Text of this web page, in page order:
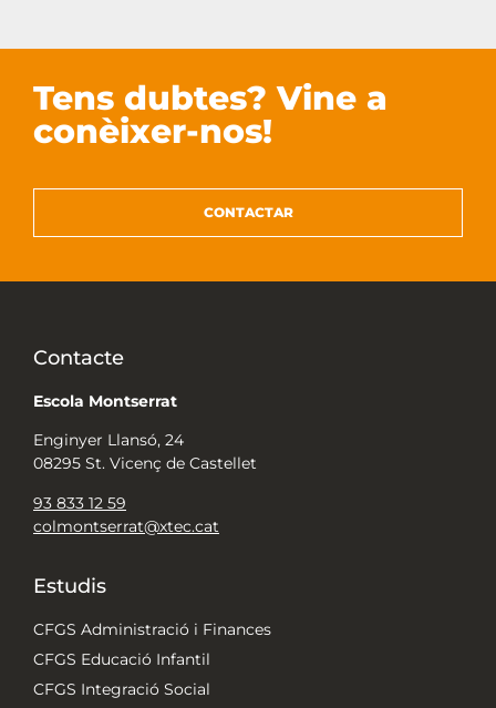
Tens dubtes? Vine a
conèixer-nos!
CONTACTAR
Contacte
Escola Montserrat
Enginyer Llansó, 24
08295 St. Vicenç de Castellet
93 833 12 59
colmontserrat@xtec.cat
Estudis
CFGS Administració i Finances
CFGS Educació Infantil
CFGS Integració Social